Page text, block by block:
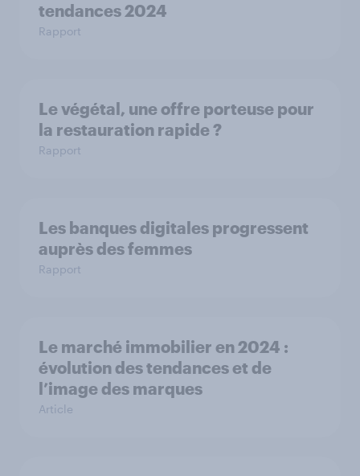
tendances 2024
Rapport
Le végétal, une offre porteuse pour
la restauration rapide ?
Rapport
Les banques digitales progressent
auprès des femmes
Rapport
Le marché immobilier en 2024 :
évolution des tendances et de
l’image des marques
Article